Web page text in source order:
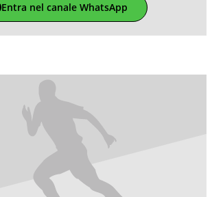
Entra nel canale WhatsApp